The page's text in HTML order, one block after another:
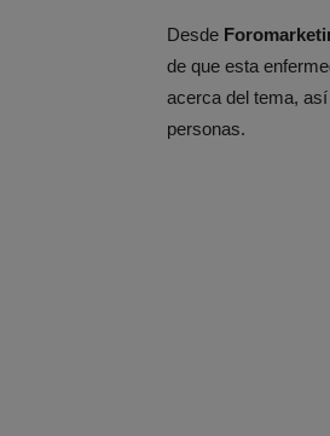
Desde
de que esta
acerca del tema,
personas.